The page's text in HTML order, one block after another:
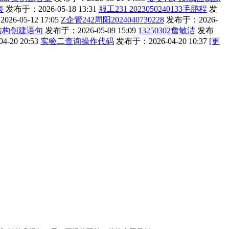
发布于：2026-05-18 13:31 服工231 2023050240133毛鹏程 发
05-12 17:05 Z企管242周阳2024040730228 发布于：2026-
构创建语句 发布于：2026-05-09 15:09 13250302詹敏洁 发布
20 20:53 实验二查询操作代码 发布于：2026-04-20 10:37 [更